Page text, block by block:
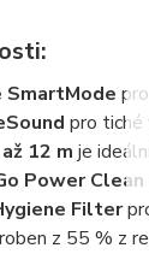
SmartMode
pro tiché
12 m je
Power Clean
Filter
z 55 % z